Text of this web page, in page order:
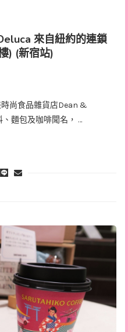
來自紐約的連鎖
) (新宿站)
尚食品雜貨店Dean &
麵包及咖啡聞名， …